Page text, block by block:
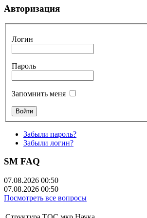
Авторизация
Логин
Пароль
Запомнить меня
Забыли пароль?
Забыли логин?
SM FAQ
07.08.2026 00:50
07.08.2026 00:50
Посмотреть все вопросы